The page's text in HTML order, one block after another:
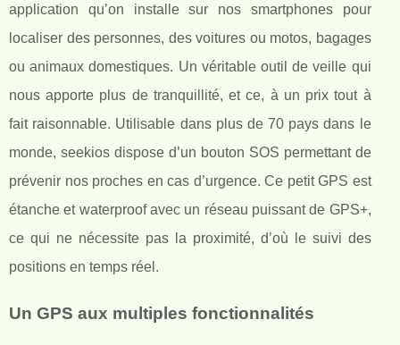
application qu’on installe sur nos smartphones pour
localiser des personnes, des voitures ou motos, bagages
ou animaux domestiques. Un véritable outil de veille qui
nous apporte plus de tranquillité, et ce, à un prix tout à
fait raisonnable. Utilisable dans plus de 70 pays dans le
monde, seekios dispose d’un bouton SOS permettant de
prévenir nos proches en cas d’urgence. Ce petit GPS est
étanche et waterproof avec un réseau puissant de GPS+,
ce qui ne nécessite pas la proximité, d’où le suivi des
positions en temps réel.
Un GPS aux multiples fonctionnalités